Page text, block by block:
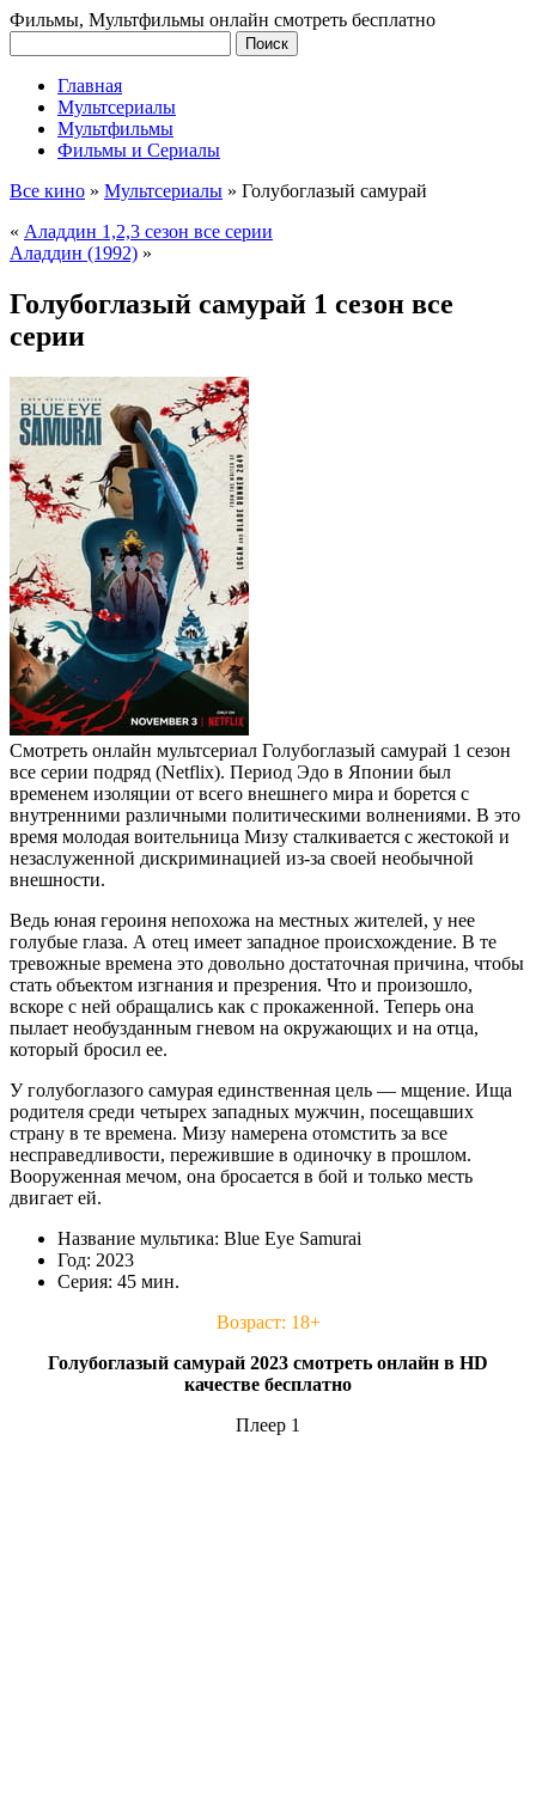
Фильмы, Мультфильмы онлайн смотреть бесплатно
Главная
Мультсериалы
Мультфильмы
Фильмы и Сериалы
Все кино » Мультсериалы » Голубоглазый самурай
« Аладдин 1,2,3 сезон все серии
Аладдин (1992) »
Голубоглазый самурай 1 сезон все
серии
Смотреть онлайн мультсериал Голубоглазый самурай 1 сезон
все серии подряд (Netflix). Период Эдо в Японии был
временем изоляции от всего внешнего мира и борется с
внутренними различными политическими волнениями. В это
время молодая воительница Мизу сталкивается с жестокой и
незаслуженной дискриминацией из-за своей необычной
внешности.
Ведь юная героиня непохожа на местных жителей, у нее
голубые глаза. А отец имеет западное происхождение. В те
тревожные времена это довольно достаточная причина, чтобы
стать объектом изгнания и презрения. Что и произошло,
вскоре с ней обращались как с прокаженной. Теперь она
пылает необузданным гневом на окружающих и на отца,
который бросил ее.
У голубоглазого самурая единственная цель — мщение. Ища
родителя среди четырех западных мужчин, посещавших
страну в те времена. Мизу намерена отомстить за все
несправедливости, пережившие в одиночку в прошлом.
Вооруженная мечом, она бросается в бой и только месть
двигает ей.
Название мультика: Blue Eye Samurai
Год: 2023
Серия: 45 мин.
Возраст: 18+
Голубоглазый самурай 2023 смотреть онлайн в HD
качестве бесплатно
Плеер 1